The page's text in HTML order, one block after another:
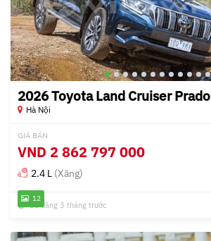
12
2026 Toyota Land Cruiser Prado
Hà Nội
GIÁ BÁN
VND 2 862 797 000
2.4 L (Xăng)
Đã đăng 3 tháng trước